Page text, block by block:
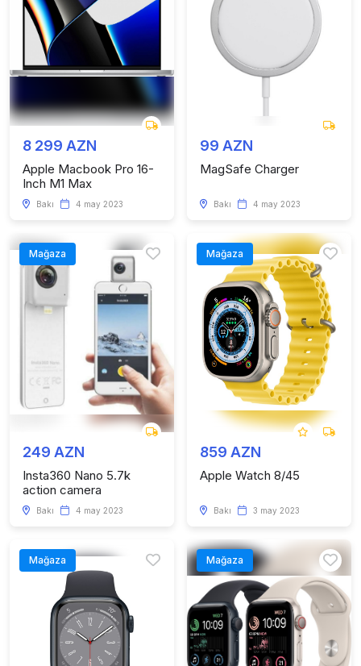
8 299 AZN
Apple Macbook Pro 16-
Inch M1 Max
Bakı 4 may 2023
99 AZN
MagSafe Charger
Bakı 4 may 2023
Mağaza
249 AZN
Insta360 Nano 5.7k
action camera
Bakı 4 may 2023
Mağaza
859 AZN
Apple Watch 8/45
Bakı 3 may 2023
Mağaza Mağaza